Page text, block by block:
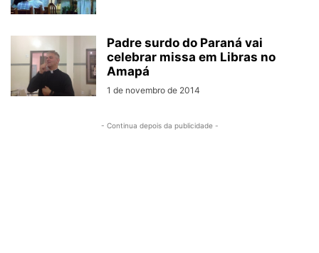
Padre surdo do Paraná vai
celebrar missa em Libras no
Amapá
1 de novembro de 2014
- Continua depois da publicidade -